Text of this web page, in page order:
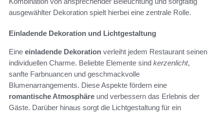
ausgewählter Dekoration spielt hierbei eine zentrale Rolle.
Einladende Dekoration und Lichtgestaltung
Eine einladende Dekoration verleiht jedem Restaurant seinen
individuellen Charme. Beliebte Elemente sind kerzenlicht,
sanfte Farbnuancen und geschmackvolle
Blumenarrangements. Diese Aspekte fördern eine
romantische Atmosphäre und verbessern das Erlebnis der
Gäste. Darüber hinaus sorgt die Lichtgestaltung für ein